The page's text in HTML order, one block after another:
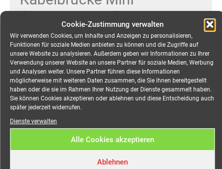
Cookie-Zustimmung verwalten
Wir verwenden Cookies, um Inhalte und Anzeigen zu personalisieren,
Funktionen für soziale Medien anbieten zu können und die Zugriffe auf
unsere Website zu analysieren. Außerdem geben wir Informationen zu Ihrer
Verwendung unserer Website an unsere Partner für soziale Medien, Werbung
und Analysen weiter. Unsere Partner führen diese Informationen
möglicherweise mit weiteren Daten zusammen, die Sie ihnen bereitgestellt
haben oder die sie im Rahmen Ihrer Nutzung der Dienste gesammelt haben.
Sie können Cookies akzeptieren oder ablehnen und diese Entscheidung auch
später jederzeit widerrufen.
Dienste verwalten
Alle Cookies akzeptieren
Ablehnen
(schwarz/gelb), 3 Kanäle
mieten
Kabelbrücke 3 Kanäle
Defender MINI Kabelbrücke 3 Kanäle
Herstellerinformationen:
Kompakte rutschfeste Kabelbrücke aus
Gelber Polyurethan-Deckel mit hoher